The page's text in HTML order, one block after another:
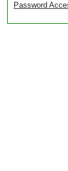
Password